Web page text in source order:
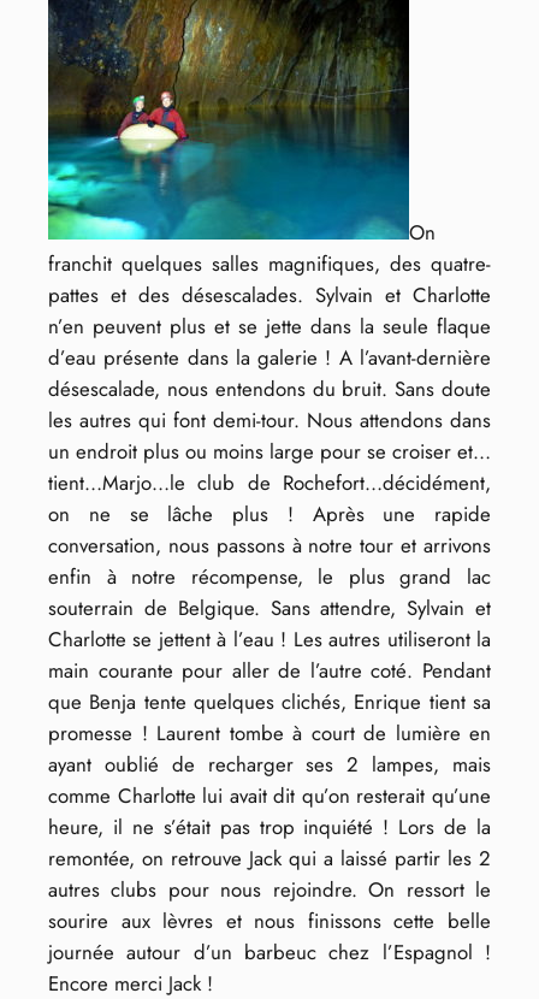
On
franchit quelques salles magnifiques, des quatre-
pattes et des désescalades. Sylvain et Charlotte
n’en peuvent plus et se jette dans la seule flaque
d’eau présente dans la galerie ! A l’avant-dernière
désescalade, nous entendons du bruit. Sans doute
les autres qui font demi-tour. Nous attendons dans
un endroit plus ou moins large pour se croiser et…
tient…Marjo…le club de Rochefort…décidément,
on ne se lâche plus ! Après une rapide
conversation, nous passons à notre tour et arrivons
enfin à notre récompense, le plus grand lac
souterrain de Belgique. Sans attendre, Sylvain et
Charlotte se jettent à l’eau ! Les autres utiliseront la
main courante pour aller de l’autre coté. Pendant
que Benja tente quelques clichés, Enrique tient sa
promesse ! Laurent tombe à court de lumière en
ayant oublié de recharger ses 2 lampes, mais
comme Charlotte lui avait dit qu’on resterait qu’une
heure, il ne s’était pas trop inquiété ! Lors de la
remontée, on retrouve Jack qui a laissé partir les 2
autres clubs pour nous rejoindre. On ressort le
sourire aux lèvres et nous finissons cette belle
journée autour d’un barbeuc chez l’Espagnol !
Encore merci Jack !